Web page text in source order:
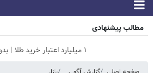
مطالب پیشنهادی
۱ میلیارد اعتبار خرید طلا | بدون ضامن و چک